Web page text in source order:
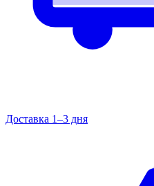
Доставка 1–3 дня